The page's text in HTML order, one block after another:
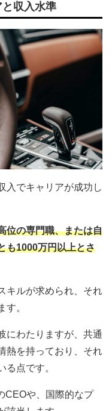
収入水準
入でキャリアが成功し
位の専門職、または自
も1000万円以上とさ
キルが求められ、それ
す。
にわたりますが、共通
熱を持っており、それ
る点です。
CEOや、国際的なプ